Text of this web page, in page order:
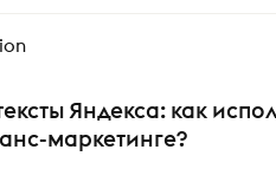
Яндекса: как
маркетинге?